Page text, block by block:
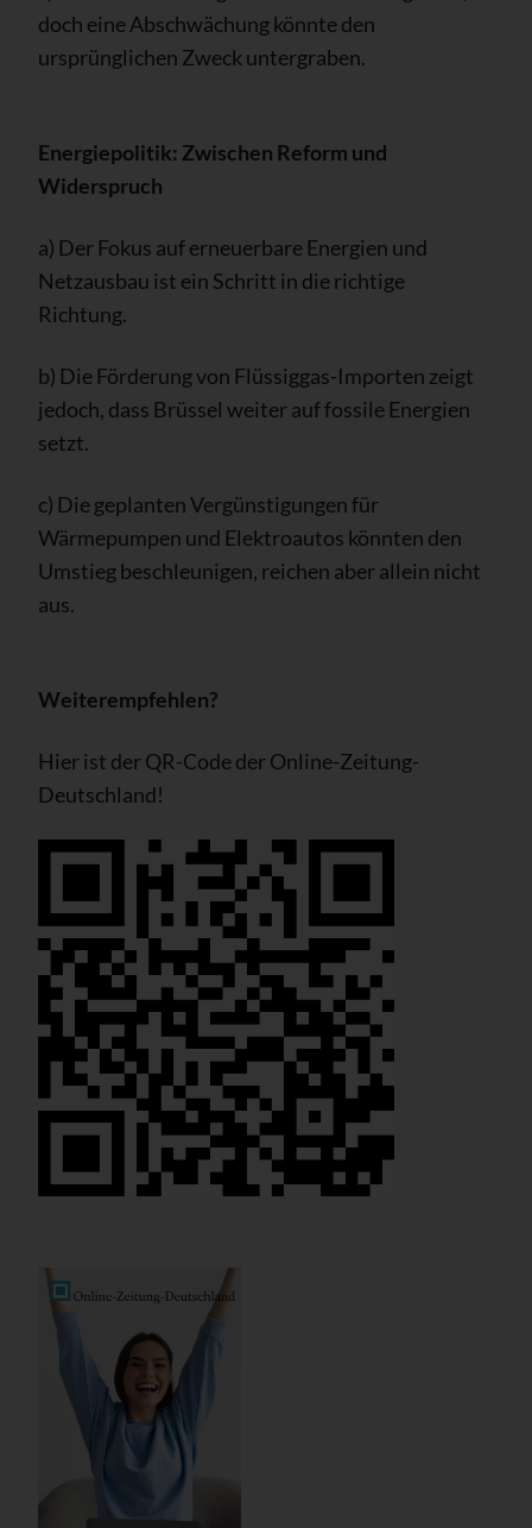
doch eine Abschwächung könnte den
ursprünglichen Zweck untergraben.
Energiepolitik: Zwischen Reform und
Widerspruch
a) Der Fokus auf erneuerbare Energien und
Netzausbau ist ein Schritt in die richtige
Richtung.
b) Die Förderung von Flüssiggas-Importen zeigt
jedoch, dass Brüssel weiter auf fossile Energien
setzt.
c) Die geplanten Vergünstigungen für
Wärmepumpen und Elektroautos könnten den
Umstieg beschleunigen, reichen aber allein nicht
aus.
Weiterempfehlen?
Hier ist der QR-Code der Online-Zeitung-
Deutschland!